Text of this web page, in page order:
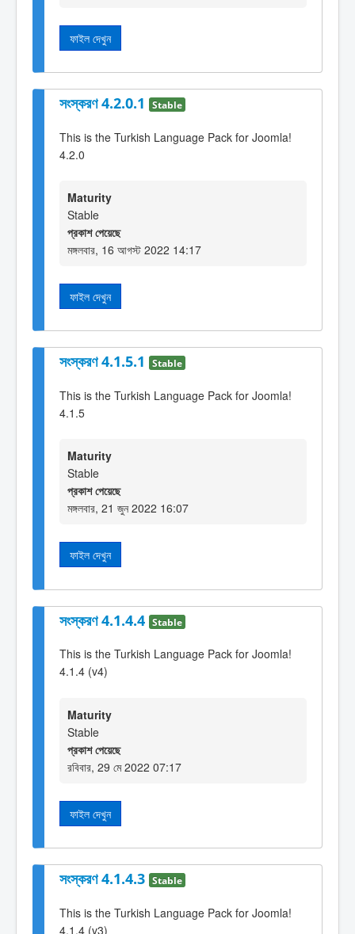
ফাইল দেখুন
সংস্করণ 4.2.0.1 Stable
This is the Turkish Language Pack for Joomla!
4.2.0
Maturity
Stable
প্রকাশ পেয়েছে
মঙ্গলবার, 16 আগস্ট 2022 14:17
ফাইল দেখুন
সংস্করণ 4.1.5.1 Stable
This is the Turkish Language Pack for Joomla!
4.1.5
Maturity
Stable
প্রকাশ পেয়েছে
মঙ্গলবার, 21 জুন 2022 16:07
ফাইল দেখুন
সংস্করণ 4.1.4.4 Stable
This is the Turkish Language Pack for Joomla!
4.1.4 (v4)
Maturity
Stable
প্রকাশ পেয়েছে
রবিবার, 29 মে 2022 07:17
ফাইল দেখুন
সংস্করণ 4.1.4.3 Stable
This is the Turkish Language Pack for Joomla!
4.1.4 (v3)